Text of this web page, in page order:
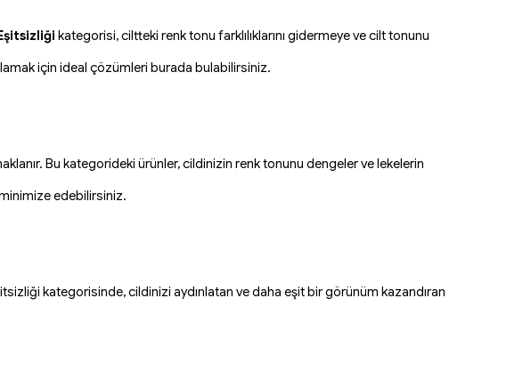
kategorisi, ciltteki renk tonu farklılıklarını gidermeye ve cilt tonunu
için ideal çözümleri burada bulabilirsiniz.
Bu kategorideki ürünler, cildinizin renk tonunu dengeler ve lekelerin
edebilirsiniz.
kategorisinde, cildinizi aydınlatan ve daha eşit bir görünüm kazandıran